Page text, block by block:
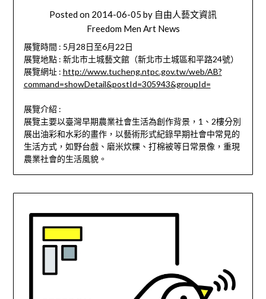
Posted on 2014-06-05 by 自由人藝文資訊
Freedom Men Art News
展覽時間 : 5月28日至6月22日
展覽地點 : 新北市土城藝文館（新北市土城區和平路24號）
展覽網址 : http://www.tucheng.ntpc.gov.tw/web/AB?
command=showDetail&postId=305943&groupId=
展覽介紹 :
展覽主要以臺灣早期農業社會生活為創作背景，1、2樓分別
展出油彩和水彩的畫作，以藝術形式紀錄早期社會中常見的
生活方式，如野台戲、磨米炊粿、打棉被等日常景像，重現
農業社會的生活風貌。